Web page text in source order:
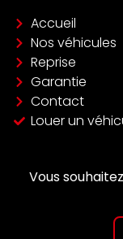
Accueil
Nos véhicules
Reprise
Garantie
Contact
Louer un
Vous